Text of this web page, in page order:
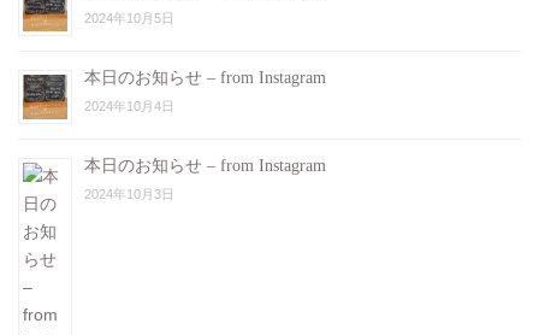
2024年10月5日
本日のお知らせ – from Instagram
2024年10月4日
本日のお知らせ – from Instagram
2024年10月3日